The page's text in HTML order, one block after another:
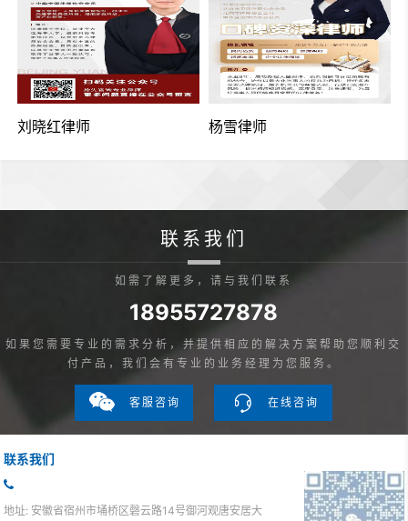
刘晓红律师 杨雪律师
联系我们
如需了解更多，请与我们联系
18955727878
如果您需要专业的需求分析，并提供相应的解决方案帮助您顺利交
付产品，我们会有专业的业务经理为您服务。
客服咨询 在线咨询
联系我们
地址: 安徽省宿州市埇桥区磬云路14号御河观唐安居大